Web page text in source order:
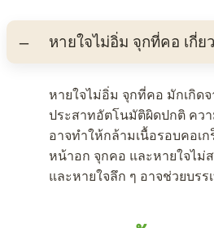
หายใจไม่อิ่ม จุกที่คอ เกี่ย
หายใจไม่อิ่ม จุกที่คอ มักเกิด
ประสาทอัตโนมัติผิดปกติ คว
อาจทำให้กล้ามเนื้อรอบคอเ
หน้าอก จุกคอ และหายใจไม่
และหายใจลึก ๆ อาจช่วยบรร